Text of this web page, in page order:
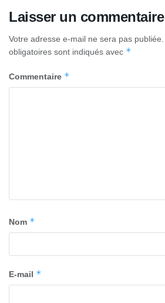
Laisser un commentaire
Votre adresse e-mail ne sera pas publiée.
obligatoires sont indiqués avec *
Commentaire *
Nom *
E-mail *